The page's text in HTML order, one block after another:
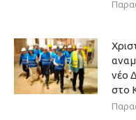
νέο
στο